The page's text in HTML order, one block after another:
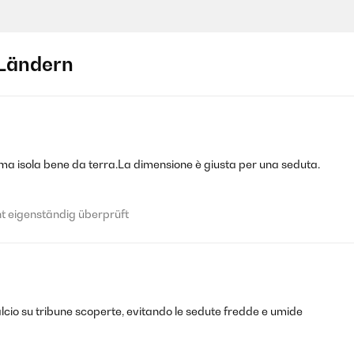
stand.
isola bene da terra.La dimensione è giusta per una seduta.
eigenständig überprüft
su tribune scoperte, evitando le sedute fredde e umide